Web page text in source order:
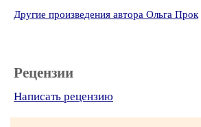
Другие произведения автора Ольга Прок
Рецензии
Написать рецензию